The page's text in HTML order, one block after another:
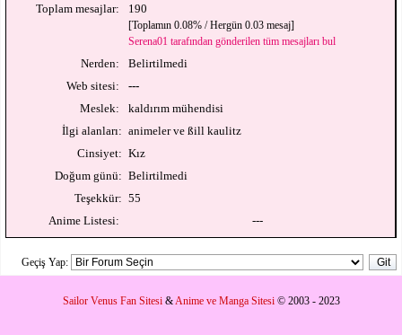
Toplam mesajlar:
190
[Toplamın 0.08% / Hergün 0.03 mesaj]
Serena01 tarafından gönderilen tüm mesajları bul
Nerden:
Belirtilmedi
Web sitesi:
---
Meslek:
kaldırım mühendisi
İlgi alanları: animeler ve ßill kaulitz
Cinsiyet: Kız
Doğum günü: Belirtilmedi
Teşekkür: 55
Anime Listesi:
---
Geçiş Yap:
Sailor Venus Fan Sitesi& Anime ve Manga Sitesi© 2003 - 2023